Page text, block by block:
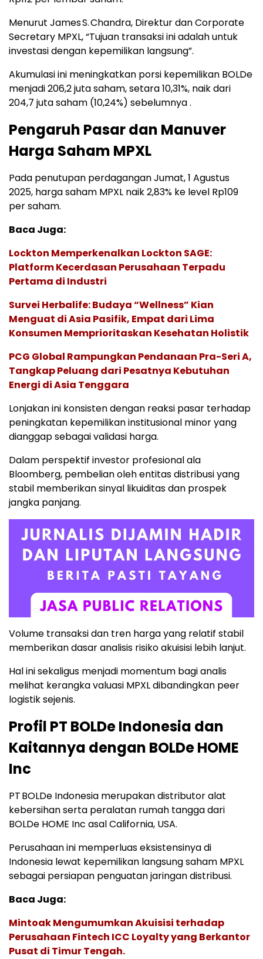
Menurut James S. Chandra, Direktur dan Corporate
Secretary MPXL, “Tujuan transaksi ini adalah untuk
investasi dengan kepemilikan langsung”.
Akumulasi ini meningkatkan porsi kepemilikan BOLDe
menjadi 206,2 juta saham, setara 10,31%, naik dari
204,7 juta saham (10,24%) sebelumnya .
Pengaruh Pasar dan Manuver
Harga Saham MPXL
Pada penutupan perdagangan Jumat, 1 Agustus
2025, harga saham MPXL naik 2,83% ke level Rp109
per saham.
Baca Juga:
Lockton Memperkenalkan Lockton SAGE:
Platform Kecerdasan Perusahaan Terpadu
Pertama di Industri
Survei Herbalife: Budaya “Wellness” Kian
Menguat di Asia Pasifik, Empat dari Lima
Konsumen Memprioritaskan Kesehatan Holistik
PCG Global Rampungkan Pendanaan Pra-Seri A,
Tangkap Peluang dari Pesatnya Kebutuhan
Energi di Asia Tenggara
Lonjakan ini konsisten dengan reaksi pasar terhadap
peningkatan kepemilikan institusional minor yang
dianggap sebagai validasi harga.
Dalam perspektif investor profesional ala
Bloomberg, pembelian oleh entitas distribusi yang
stabil memberikan sinyal likuiditas dan prospek
jangka panjang.
Volume transaksi dan tren harga yang relatif stabil
memberikan dasar analisis risiko akuisisi lebih lanjut.
Hal ini sekaligus menjadi momentum bagi analis
melihat kerangka valuasi MPXL dibandingkan peer
logistik sejenis.
Profil PT BOLDe Indonesia dan
Kaitannya dengan BOLDe HOME
Inc
PT BOLDe Indonesia merupakan distributor alat
kebersihan serta peralatan rumah tangga dari
BOLDe HOME Inc asal California, USA.
Perusahaan ini memperluas eksistensinya di
Indonesia lewat kepemilikan langsung saham MPXL
sebagai persiapan penguatan jaringan distribusi.
Baca Juga:
Mintoak Mengumumkan Akuisisi terhadap
Perusahaan Fintech ICC Loyalty yang Berkantor
Pusat di Timur Tengah.